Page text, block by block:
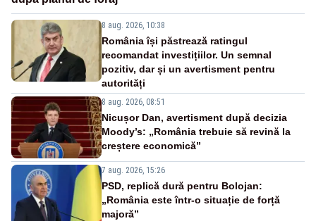
8 aug. 2026, 10:38
România își păstrează ratingul
recomandat investițiilor. Un semnal
pozitiv, dar și un avertisment pentru
autorități
8 aug. 2026, 08:51
Nicușor Dan, avertisment după decizia
Moody’s: „România trebuie să revină la
creștere economică”
7 aug. 2026, 15:26
PSD, replică dură pentru Bolojan:
„România este într-o situație de forță
majoră”